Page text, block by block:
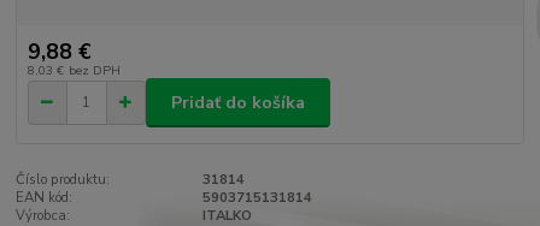
9,88 €
8,03 € bez DPH
Pridať do košíka
Číslo produktu:
31814
EAN kód:
5903715131814
Výrobca:
ITALKO